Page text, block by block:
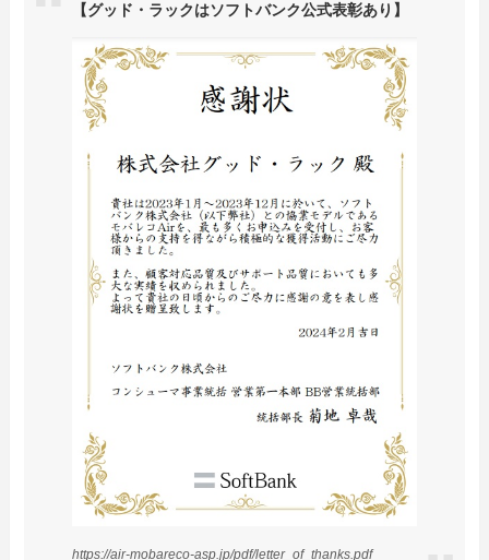
【グッド・ラックはソフトバンク公式表彰あり】
https://air-mobareco-asp.jp/pdf/letter_of_thanks.pdf